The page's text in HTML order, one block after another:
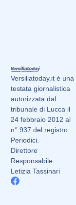
Versiliatoday.it è una
testata giornalistica
autorizzata dal
tribunale di Lucca il
24 febbraio 2012 al
n° 937 del registro
Periodici.
Direttore
Responsabile:
Letizia Tassinari